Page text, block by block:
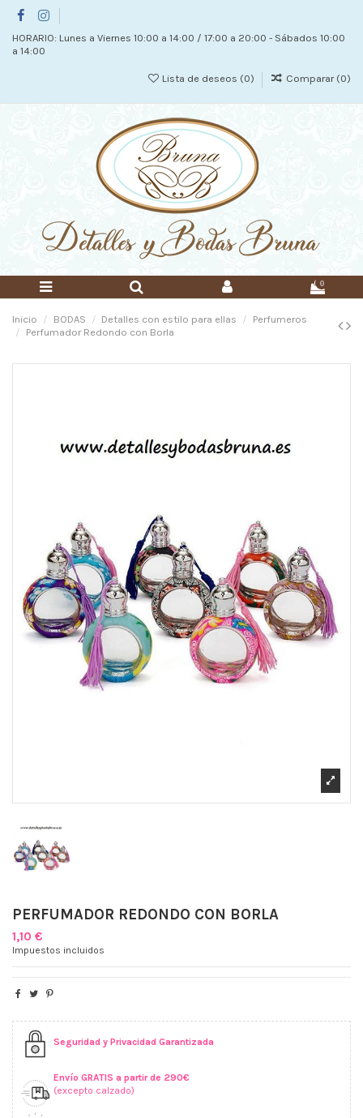
HORARIO: Lunes a Viernes 10:00 a 14:00 / 17:00 a 20:00 - Sábados 10:00
a 14:00
Lista de deseos (0) Comparar (0)
0
Inicio BODAS Detalles con estilo para ellas
Perfumeros
Perfumador Redondo con Borla
PERFUMADOR REDONDO CON BORLA
1,10 €
Impuestos incluidos
Seguridad y Privacidad Garantizada
Envío GRATIS a partir de 290€
(excepto calzado)